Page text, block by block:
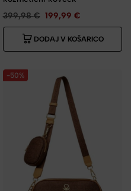
399,98€ 199,99 €
DODAJ V KOŠARICO
-50%